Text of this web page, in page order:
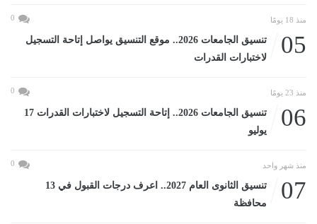
منذ 18 يومًا 0
05
تنسيق الجامعات 2026.. موقع التنسيق يواصل إتاحة التسجيل
لاختبارات القدرات
منذ 23 يومًا 0
06
تنسيق الجامعات 2026.. إتاحة التسجيل لاختبارات القدرات 17
يوليو
منذ شهر واحد 0
07
تنسيق الثانوى العام 2027.. اعرف درجات القبول في 13
محافظة